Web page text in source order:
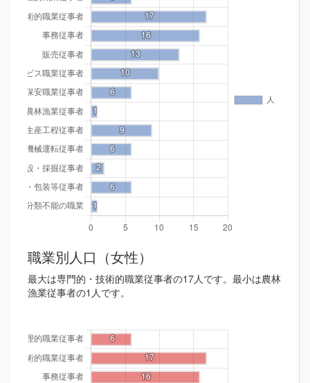
職業別人口（女性）
最大は専門的・技術的職業従事者の17人です。最小は農林
漁業従事者の1人です。